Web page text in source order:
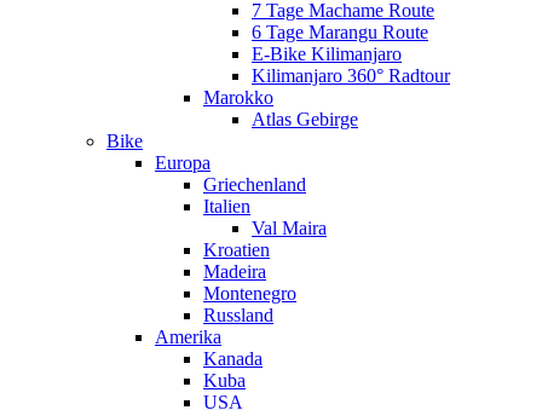
7 Tage Machame Route
6 Tage Marangu Route
E-Bike Kilimanjaro
Kilimanjaro 360° Radtour
Marokko
Atlas Gebirge
Bike
Europa
Griechenland
Italien
Val Maira
Kroatien
Madeira
Montenegro
Russland
Amerika
Kanada
Kuba
USA